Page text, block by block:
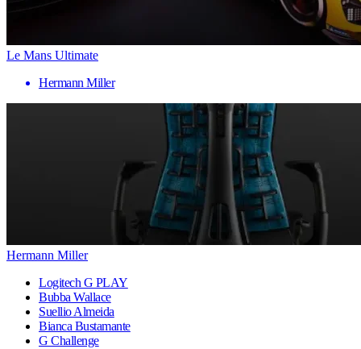
Le Mans Ultimate
Hermann Miller
Hermann Miller
Logitech G PLAY
Bubba Wallace
Suellio Almeida
Bianca Bustamante
G Challenge